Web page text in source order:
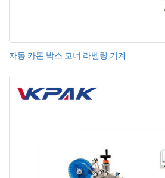
자동 카톤 박스 코너 라벨링 기계